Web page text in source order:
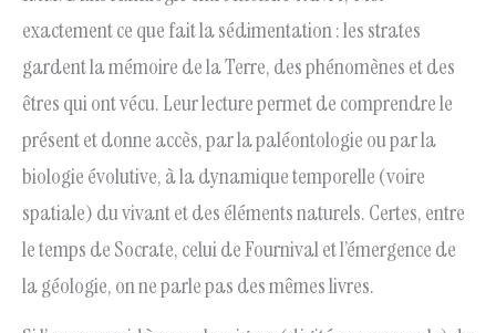
exactement ce que fait la sédimentation : les strates
gardent la mémoire de la Terre, des phénomènes et des
êtres qui ont vécu. Leur lecture permet de comprendre le
présent et donne accès, par la paléontologie ou par la
biologie évolutive, à la dynamique temporelle (voire
spatiale) du vivant et des éléments naturels. Certes, entre
le temps de Socrate, celui de Fournival et l’émergence de
la géologie, on ne parle pas des mêmes livres.